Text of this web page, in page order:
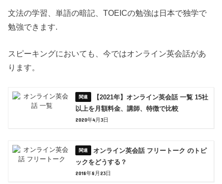
文法の学習、単語の暗記、TOEICの勉強は日本で独学で
勉強できます.
スピーキングにおいても、今ではオンライン英会話があ
ります。
【2021年】オンライン英会話 一覧 15社
以上を月額料金、講師、特徴で比較
2020年4月3日
オンライン英会話 フリートーク のトピ
ックをどうする？
2018年8月23日